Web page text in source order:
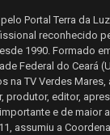
Portal Terra da
reconhecido
1990. Formado
Federal do Ceará
na TV Verdes
produtor, editor,
e de maior
assumiu a